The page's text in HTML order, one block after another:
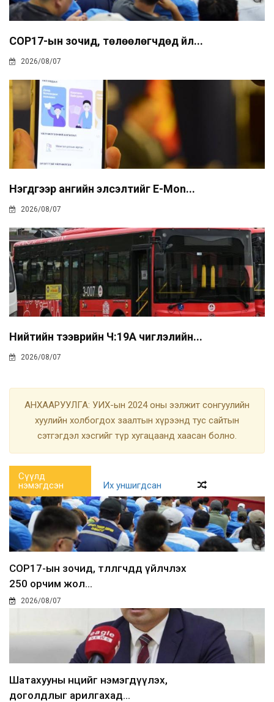
COP17-ын зочид, төлөөлөгчдөд үйл...
2026/08/07
Нэгдүгээр ангийн элсэлтийг E-Mon...
2026/08/07
Нийтийн тээврийн Ч:19А чиглэлийн...
2026/08/07
АНХААРУУЛГА: УИХ-ын 2024 оны ээлжит сонгуулийн
хуулийн холбогдох заалтын хүрээнд тус сайтын
сэтгэгдэл хэсгийг түр хугацаанд хаасан болно.
Сүүлд
нэмэгдсэн
Их уншигдсан
COP17-ын зочид, төлөөлөгчдөд үйлчлэх
250 орчим жол...
2026/08/07
Шатахууны нөөцийг нэмэгдүүлэх,
доголдлыг арилгахад...